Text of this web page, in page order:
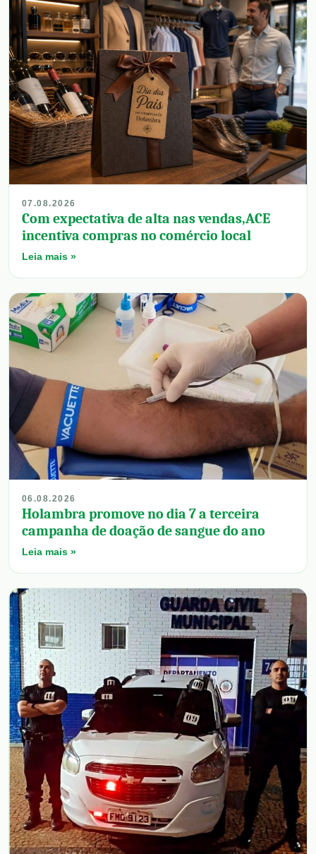
07.08.2026
Com expectativa de alta nas vendas,ACE
incentiva compras no comércio local
Leia mais »
06.08.2026
Holambra promove no dia 7 a terceira
campanha de doação de sangue do ano
Leia mais »